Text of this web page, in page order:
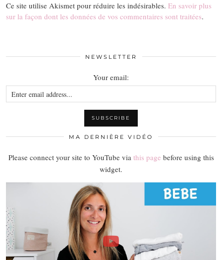
Ce site utilise Akismet pour réduire les indésirables. En savoir plus
sur la façon dont les données de vos commentaires sont traitées.
NEWSLETTER
Your email:
MA DERNIÈRE VIDÉO
Please connect your site to YouTube via this page before using this
widget.